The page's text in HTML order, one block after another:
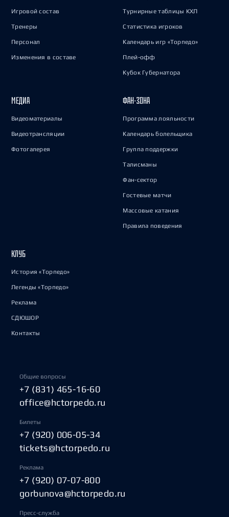
Игровой состав
Тренеры
Персонал
Изменения в составе
Турнирные таблицы КХЛ
Статистика игроков
Календарь игр «Торпедо»
Плей-офф
Кубок Губернатора
МЕДИА
Видеоматериалы
Видеотрансляции
Фотогалерея
ФАН-ЗОНА
Программа лояльности
Календарь болельщика
Группа поддержки
Талисманы
Фан-сектор
Гостевые матчи
Массовые катания
Правила поведения
КЛУБ
История «Торпедо»
Легенды «Торпедо»
Реклама
СДЮШОР
Контакты
Общие вопросы
+7 (831) 465-16-60
office@hctorpedo.ru
Билеты
+7 (920) 006-05-34
tickets@hctorpedo.ru
Реклама
+7 (920) 07-07-800
gorbunova@hctorpedo.ru
Пресс-служба